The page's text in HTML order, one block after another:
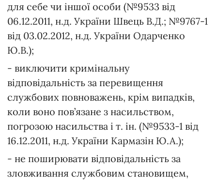
для себе чи іншої особи (№9533 від
06.12.2011, н.д. України Швець В.Д.; №9767-1
від 03.02.2012, н.д. України Одарченко
Ю.В.);
- виключити кримінальну
відповідальність за перевищення
службових повноважень, крім випадків,
коли воно пов’язане з насильством,
погрозою насильства і т. ін. (№9533-1 від
16.12.2011, н.д. України Кармазін Ю.А.);
- не поширювати відповідальність за
зловживання службовим становищем,